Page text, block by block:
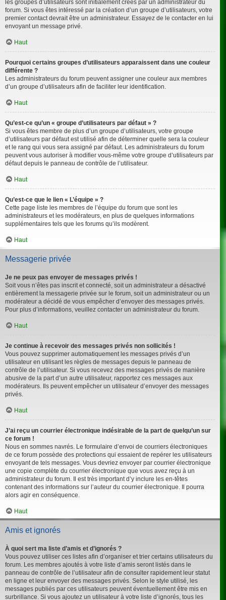
les groupes d’utilisateurs sont initialement créés par un administrateur du
forum. Si vous êtes intéressé par la création d’un groupe d’utilisateurs, votre
premier contact devrait être un administrateur. Essayez de le contacter en lui
envoyant un message privé.
Haut
Pourquoi certains groupes d’utilisateurs apparaissent dans une couleur
différente ?
Les administrateurs du forum peuvent assigner une couleur aux membres
d’un groupe d’utilisateurs afin de faciliter leur identification.
Haut
Qu’est-ce qu’un « groupe d’utilisateurs par défaut » ?
Si vous êtes membre de plus d’un groupe d’utilisateurs, votre groupe
d’utilisateurs par défaut est utilisé afin de déterminer quelle sera la couleur
et le rang qui vous sera assigné par défaut. Les administrateurs du forum
peuvent vous autoriser à modifier vous-même votre groupe d’utilisateurs par
défaut depuis le panneau de contrôle de l’utilisateur.
Haut
Qu’est-ce que le lien « L’équipe » ?
Cette page liste les membres de l’équipe du forum que sont les
administrateurs et les modérateurs, en plus de quelques informations
supplémentaires tels que les forums qu’ils modèrent.
Haut
Messagerie privée
Je ne peux pas envoyer de messages privés !
Soit vous n’êtes pas inscrit et connecté, soit un administrateur a désactivé
entièrement la messagerie privée sur le forum, soit un administrateur ou un
modérateur a décidé de vous empêcher d’envoyer des messages privés.
Pour plus d’informations, veuillez contacter un administrateur du forum.
Haut
Je continue à recevoir des messages privés non sollicités !
Vous pouvez supprimer automatiquement les messages privés d’un
utilisateur en utilisant les règles de messages depuis le panneau de
contrôle de l’utilisateur. Si vous recevez des messages privés de manière
abusive de la part d’un autre utilisateur, rapportez ces messages aux
modérateurs. Ils peuvent empêcher un utilisateur d’envoyer des messages
privés.
Haut
J’ai reçu un courrier électronique indésirable de la part de quelqu’un sur
ce forum !
Nous en sommes navrés. Le formulaire d’envoi de courriers électroniques
de ce forum possède des protections qui essaient de repérer les utilisateurs
envoyant de tels messages. Vous devriez envoyer par courrier électronique
une copie complète du courrier électronique que vous avez reçu à un
administrateur du forum. Il est très important d’y inclure les en-têtes
contenant des informations sur l’auteur du courrier électronique. Il pourra
alors agir en conséquence.
Haut
Amis et ignorés
À quoi sert ma liste d’amis et d’ignorés ?
Vous pouvez utiliser ces listes afin d’organiser et trier certains utilisateurs du
forum. Les membres ajoutés à votre liste d’amis seront listés dans le
panneau de contrôle de l’utilisateur afin de consulter rapidement leur statut
en ligne et leur envoyer des messages privés. Selon le style utilisé, les
messages publiés par ces utilisateurs peuvent éventuellement être mis en
surbrillance. Si vous ajoutez un utilisateur à votre liste d’ignorés, tous les